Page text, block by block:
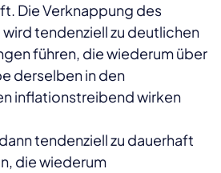
Die Verknappung des
tendenziell zu deutlichen
führen, die wiederum über
derselben in den
inflationstreibend wirken
tendenziell zu dauerhaft
die wiederum